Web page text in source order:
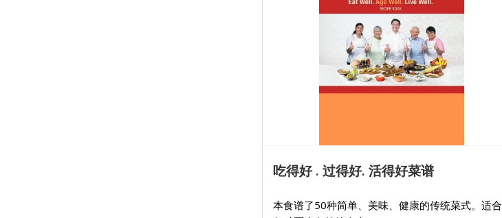
吃得好 . 过得好. 活得好菜谱
本食谱了50种简单、美味、健康的传统菜式。适合